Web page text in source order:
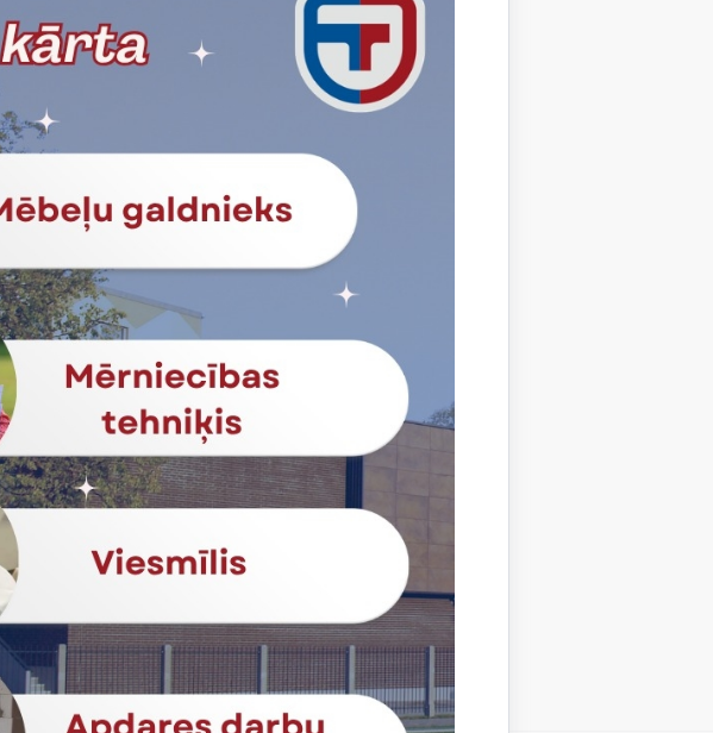
Nacionālo dabas muzeju, lai piedalītos nodarbībā
pa solim pētīja ūdens ekosistēmas un to mijiedarbību ar
izvērtēja savus ikdienas paradumus un izstrādaja
savus secinājumus. Norises otrajā daļā tika
uz kurām rakstītas dažādas darbības (nav attiecināmas
vai palielinātu piesārņojumu. Noslēgumā tika
arī izdarīti secinājumi par ikdienas paradumiem, kas